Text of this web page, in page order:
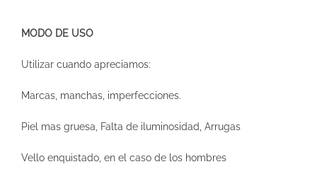
MODO DE USO
Utilizar cuando apreciamos:
Marcas, manchas, imperfecciones.
Piel mas gruesa, Falta de iluminosidad, Arrugas
Vello enquistado, en el caso de los hombres